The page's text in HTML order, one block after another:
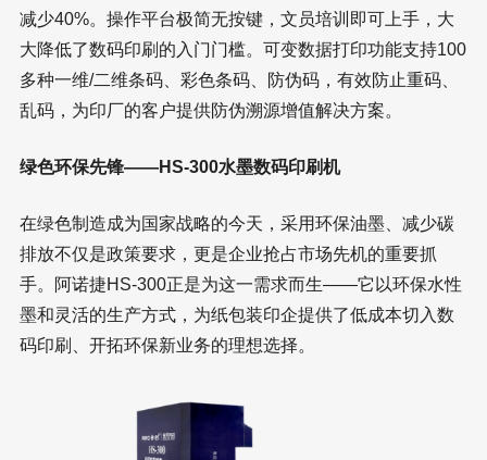
减少40%。操作平台极简无按键，文员培训即可上手，大
大降低了数码印刷的入门门槛。可变数据打印功能支持100
多种一维/二维条码、彩色条码、防伪码，有效防止重码、
乱码，为印厂的客户提供防伪溯源增值解决方案。
绿色环保先锋——HS-300水墨数码印刷机
在绿色制造成为国家战略的今天，采用环保油墨、减少碳
排放不仅是政策要求，更是企业抢占市场先机的重要抓
手。阿诺捷HS-300正是为这一需求而生——它以环保水性
墨和灵活的生产方式，为纸包装印企提供了低成本切入数
码印刷、开拓环保新业务的理想选择。